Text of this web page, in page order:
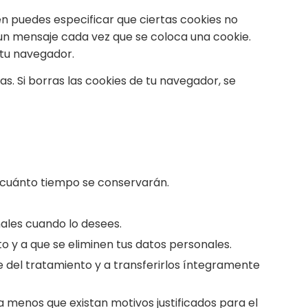
puedes especificar que ciertas cookies no
mensaje cada vez que se coloca una cookie.
navegador.
Si borras las cookies de tu navegador, se
tiempo se conservarán.
cuando lo desees.
a que se eliminen tus datos personales.
del tratamiento y a transferirlos íntegramente
que existan motivos justificados para el